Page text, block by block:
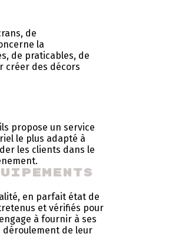
de
la
de praticables, de
créer des décors
propose un service
le plus adapté à
les clients dans le
en parfait état de
et vérifiés pour
à fournir à ses
de leur